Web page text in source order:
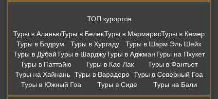
Дешевые авиабилеты из Москвы
Москва - Сочи
Москва - Санкт-Петербург
Москва - Калининград Москва - Казань Москва - Мин. Воды
Москва - Анталья
Москва - Бодрум
Москва - Мармарис
Москва - Хургада
Москва - Бангкок
Москва - Шарм-Эль-Шейх Москва - Пхукет Москва - Самуи
Москва - Дубай
Москва - Шарджа
Москва - Коломбо
Москва - ГоаМосква - МалеМосква - БалиМосква - Стамбул